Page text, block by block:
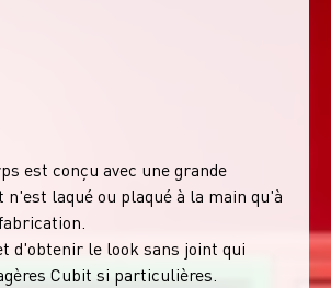
est conçu avec une grande
n'est laqué ou plaqué à la main qu'à
d'obtenir le look sans joint qui
Cubit si particulières.